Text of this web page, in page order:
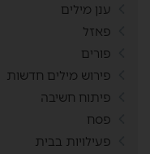
ענן מילים
פאזל
פורים
פירוש מילים חדשות
פיתוח חשיבה
פסח
פעילויות בבית